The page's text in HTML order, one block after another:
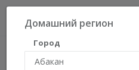
Домашний регион
Город